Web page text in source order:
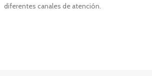
diferentes canales de atención.